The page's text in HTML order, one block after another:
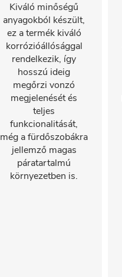
Kiváló minőségű
anyagokból készült,
ez a termék kiváló
korrózióállósággal
rendelkezik, így
hosszú ideig
megőrzi vonzó
megjelenését és
teljes
funkcionalitását,
még a fürdőszobákra
jellemző magas
páratartalmú
környezetben is.